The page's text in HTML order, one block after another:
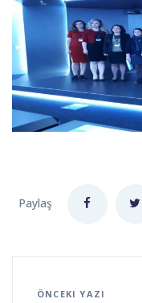
Paylaş
ÖNCEKI YAZI